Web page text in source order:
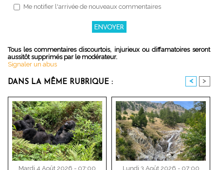
Me notifier l'arrivée de nouveaux commentaires
Tous les commentaires discourtois, injurieux ou diffamatoires seront
aussitôt supprimés par le modérateur.
Signaler un abus
DANS LA MÊME RUBRIQUE : < >
Mardi 4 Août 2026 - 07:00
Lundi 3 Août 2026 - 07:00